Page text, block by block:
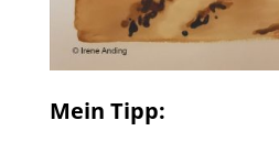
Mein Tipp: